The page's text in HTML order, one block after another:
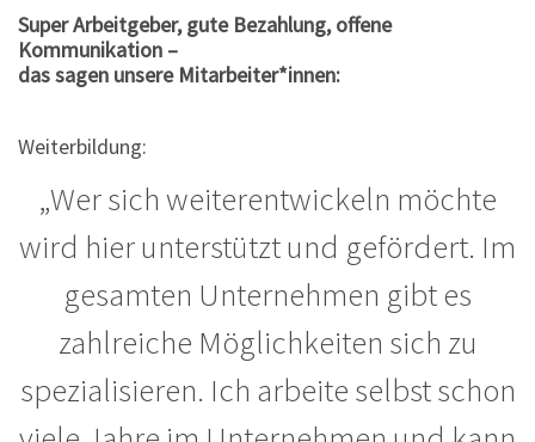
Super Arbeitgeber, gute Bezahlung, offene
Kommunikation –
das sagen unsere Mitarbeiter*innen:
Weiterbildung:
„Wer sich weiterentwickeln möchte
wird hier unterstützt und gefördert. Im
gesamten Unternehmen gibt es
zahlreiche Möglichkeiten sich zu
spezialisieren. Ich arbeite selbst schon